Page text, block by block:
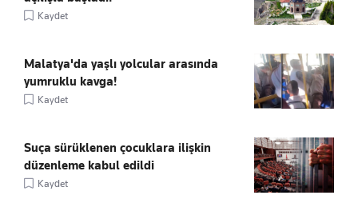
Kaydet
Malatya'da yaşlı yolcular arasında
yumruklu kavga!
Kaydet
Suça sürüklenen çocuklara ilişkin
düzenleme kabul edildi
Kaydet